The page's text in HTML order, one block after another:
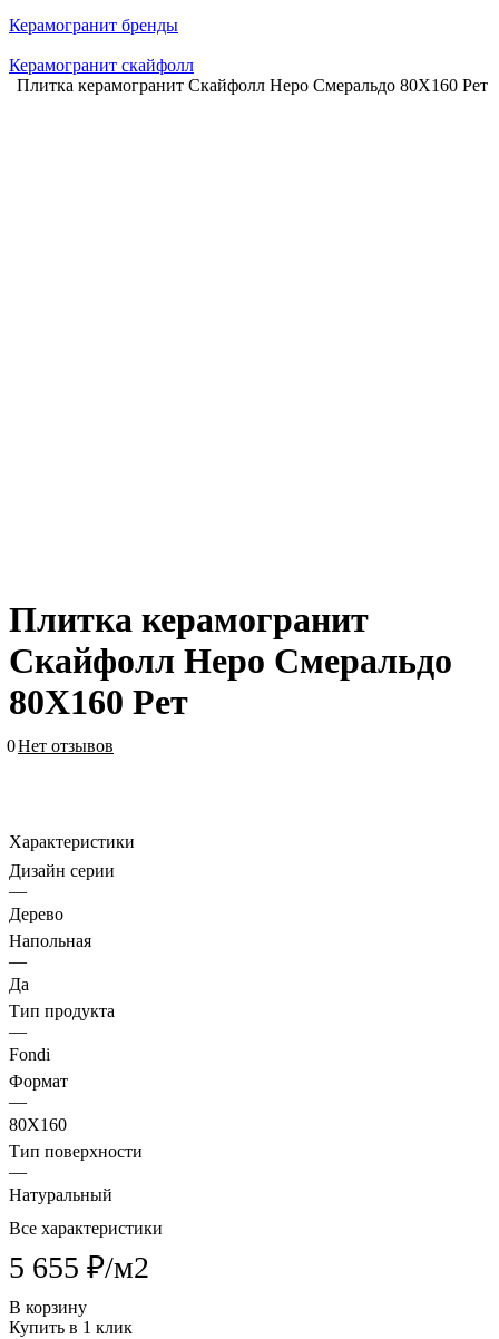
Керамогранит бренды
Керамогранит скайфолл
Плитка керамогранит Скайфолл Неро Смеральдо 80X160 Рет
Плитка керамогранит
Скайфолл Неро Смеральдо
80X160 Рет
0Нет отзывов
Характеристики
Дизайн серии
—
Дерево
Напольная
—
Да
Тип продукта
—
Fondi
Формат
—
80X160
Тип поверхности
—
Натуральный
Все характеристики
5 655 ₽/м2
В корзину
Купить в 1 клик